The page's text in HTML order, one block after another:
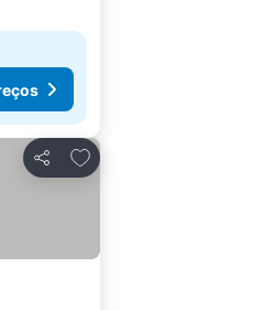
Partilhar
Adicionar aos favoritos